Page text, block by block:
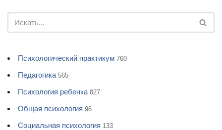
Психологический практикум 760
Педагогика 565
Психология ребенка 827
Общая психология 96
Социальная психология 133